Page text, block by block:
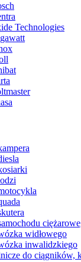
Technologies
widłowego
inwalidzkiego
do ciągników,